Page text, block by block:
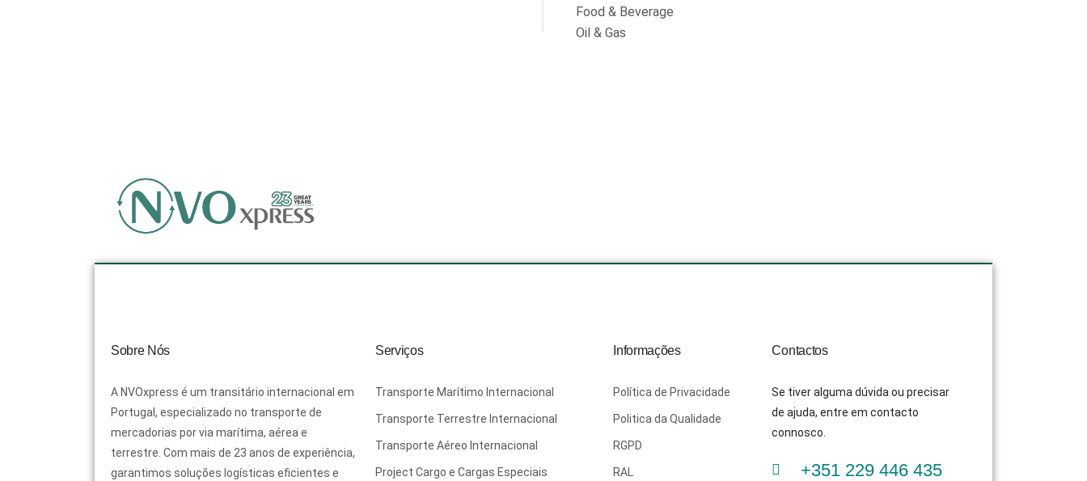
Food & Beverage
Oil & Gas
Sobre Nós
A NVOxpress é um transitário internacional em
Portugal, especializado no transporte de
mercadorias por via marítima, aérea e
terrestre. Com mais de 23 anos de experiência,
garantimos soluções logísticas eficientes e
Serviços
Transporte Marítimo Internacional
Transporte Terrestre Internacional
Transporte Aéreo Internacional
Project Cargo e Cargas Especiais
Informações
Política de Privacidade
Politica da Qualidade
RGPD
RAL
Contactos
Se tiver alguma dúvida ou precisar
de ajuda, entre em contacto
connosco.
+351 229 446 435